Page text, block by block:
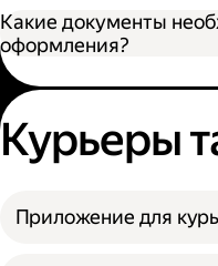
Какие документы
оформления?
Курьеры
Приложение для